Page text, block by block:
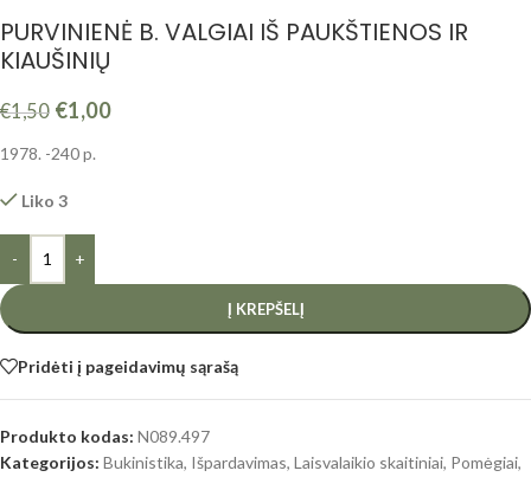
PURVINIENĖ B. VALGIAI IŠ PAUKŠTIENOS IR
KIAUŠINIŲ
€1,50 €1,00
1978. -240 p.
Liko 3
- +
Į KREPŠELĮ
Pridėti į pageidavimų sąrašą
Produkto kodas: N089.497
Kategorijos: Bukinistika, Išpardavimas, Laisvalaikio skaitiniai, Pomėgiai,